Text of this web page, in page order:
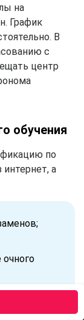
на
График
В
с
центр
обучения
по
а